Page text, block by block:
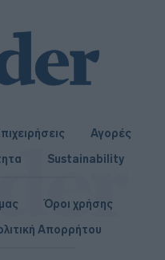
Αγορές
Sustainability
Όροι χρήσης
Απορρήτου